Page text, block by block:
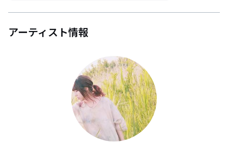
アーティスト情報